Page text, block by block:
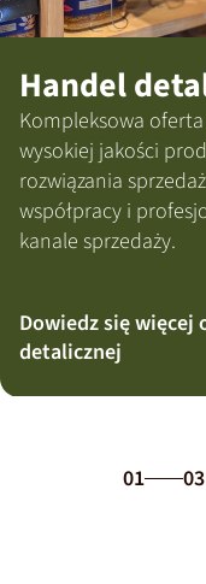
Platform
Handel
Kompleksowa
wysokiej jakości
rozwiązania
współpracy i
kanale sprzedaży.
Dowiedz się więcej
detalicznej
01 03